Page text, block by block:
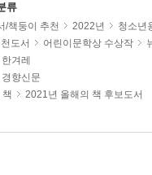
류
/책둥이 추천 2022년
청소년
도서 어린이문학상 수상작
한겨레
경향신문
2021년 올해의 책 후보도서